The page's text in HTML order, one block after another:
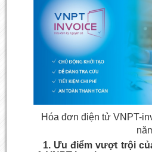
Hóa đơn điện tử VNPT-
1. Ưu điểm vượt trội